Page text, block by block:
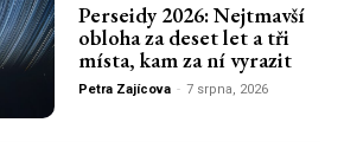
Perseidy 2026: Nejtmavší
obloha za deset let a tři
místa, kam za ní vyrazit
Petra Zajícova - 7 srpna, 2026